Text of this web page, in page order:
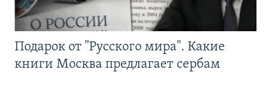
Подарок от "Русского мира". Какие
книги Москва предлагает сербам